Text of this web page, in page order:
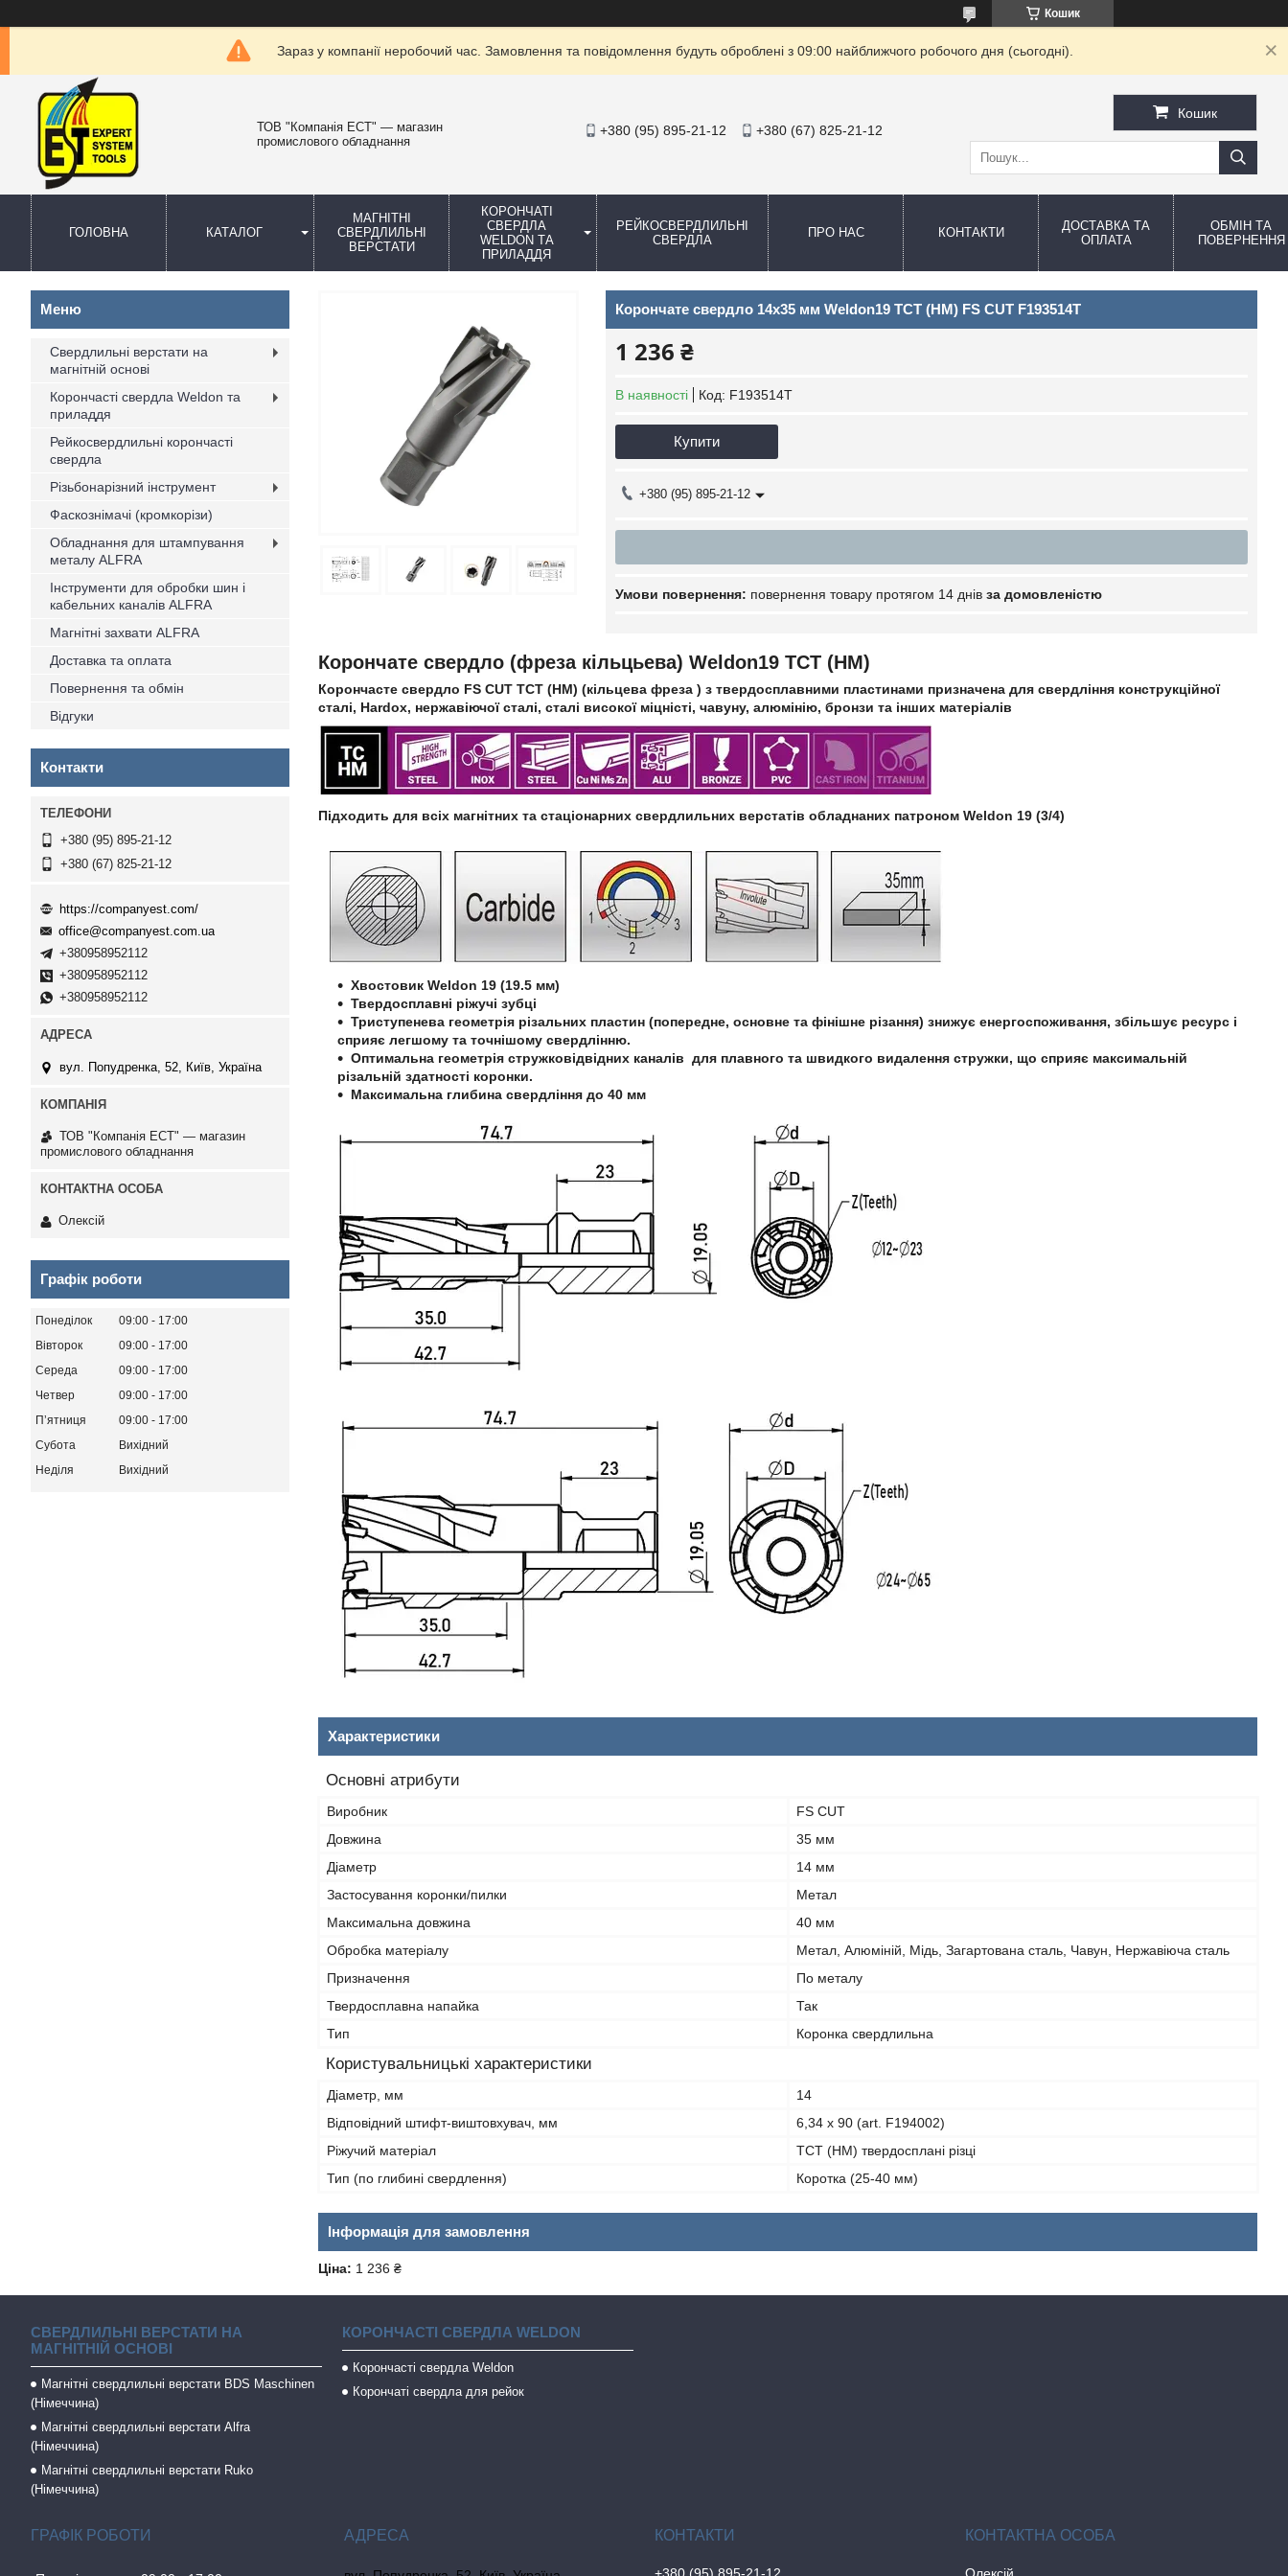
Кошик
Зараз у компанії неробочий час. Замовлення та повідомлення будуть оброблені з 09:00 найближчого робочого дня (сьогодні).
ТОВ "Компанія ЕСТ" — магазин
промислового обладнання
+380 (95) 895-21-12 +380 (67) 825-21-12
Кошик
ГОЛОВНА КАТАЛОГ
МАГНІТНІ
СВЕРДЛИЛЬНІ
ВЕРСТАТИ
КОРОНЧАТІ
СВЕРДЛА
WELDON ТА
ПРИЛАДДЯ
РЕЙКОСВЕРДЛИЛЬНІ
СВЕРДЛА
ПРО НАС КОНТАКТИ
ДОСТАВКА ТА
ОПЛАТА
ОБМІН ТА
ПОВЕРНЕННЯ
Корончате свердло 14x35 мм Weldon19 TCT (НМ) FS CUT F193514T
1 236 ₴
В наявності Код: F193514T
Купити
+380 (95) 895-21-12
повернення товару протягом 14 днів за домовленістю
Корончате свердло (фреза кільцьева) Weldon19 TCT (HM)
Корончасте свердло FS CUT TCT (HM) (кільцева фреза ) з твердосплавними пластинами призначена для свердління конструкційної
сталі, Hardox, нержавіючої сталі, сталі високої міцністі, чавуну, алюмінію, бронзи та інших матеріалів
Підходить для всіх магнітних та стаціонарних свердлильних верстатів обладнаних патроном Weldon 19 (3/4)
Хвостовик Weldon 19 (19.5 мм)
Твердосплавні ріжучі зубці
Триступенева геометрія різальних пластин (попередне, основне та фінішне різання) знижує енергоспоживання, збільшує ресурс і
сприяє легшому та точнішому свердлінню.
Оптимальна геометрія стружковідвідних каналів для плавного та швидкого видалення стружки, що сприяє максимальній
різальній здатності коронки.
Максимальна глибина свердління до 40 мм
Характеристики
Основні атрибути
Виробник
FS CUT
Довжина
35 мм
Діаметр
14 мм
Застосування коронки/пилки
Метал
Максимальна довжина
40 мм
Обробка матеріалу
Метал, Алюміній, Мідь, Загартована сталь, Чавун, Нержавіюча сталь
Призначення
По металу
Твердосплавна напайка
Так
Тип
Коронка свердлильна
Користувальницькі характеристики
Діаметр, мм
14
Відповідний штифт-виштовхувач, мм
6,34 x 90 (art. F194002)
Ріжучий матеріал
TCT (HM) твердосплані різці
Тип (по глибині свердлення)
Коротка (25-40 мм)
Інформація для замовлення
Ціна: 1 236 ₴
Свердлильні верстати на
магнітній основі
Корончасті свердла Weldon та
приладдя
Рейкосвердлильні корончасті
свердла
Різьбонарізний інструмент
Фаскознімачі (кромкорізи)
Обладнання для штампування
металу ALFRA
Інструменти для обробки шин і
кабельних каналів ALFRA
Магнітні захвати ALFRA
Доставка та оплата
Повернення та обмін
Відгуки
Контакти
+380 (95) 895-21-12
+380 (67) 825-21-12
https://companyest.com/
office@companyest.com.ua
+380958952112
+380958952112
+380958952112
вул. Попудренка, 52, Київ, Україна
ТОВ "Компанія ЕСТ" — магазин
промислового обладнання
Олексій
Графік роботи
Понеділок 09:00
17:00
Вівторок
09:00
17:00
Середа
09:00
17:00
Четвер
09:00
17:00
Пʼятниця
09:00
17:00
Субота
Вихідний
Неділя
Вихідний
СВЕРДЛИЛЬНІ ВЕРСТАТИ НА
МАГНІТНІЙ ОСНОВІ
Магнітні свердлильні верстати BDS Maschinen
(Німеччина)
Магнітні свердлильні верстати Alfra
(Німеччина)
Магнітні свердлильні верстати Ruko
(Німеччина)
КОРОНЧАСТІ СВЕРДЛА WELDON
Корончасті свердла Weldon
Корончаті свердла для рейок
ГРАФІК РОБОТИ